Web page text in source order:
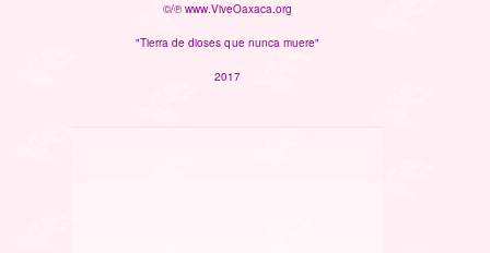
©/℗ www.ViveOaxaca.org
"Tierra de dioses que nunca muere"
2017